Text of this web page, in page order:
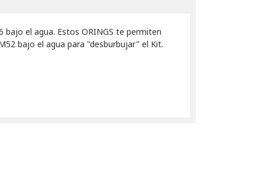
bajo el agua. Estos ORINGS te permiten
bajo el agua para "desburbujar" el Kit.